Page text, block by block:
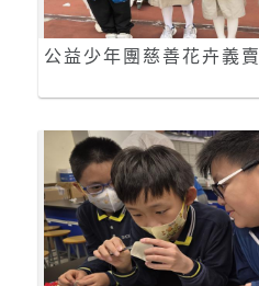
公益少年團慈善花卉義賣